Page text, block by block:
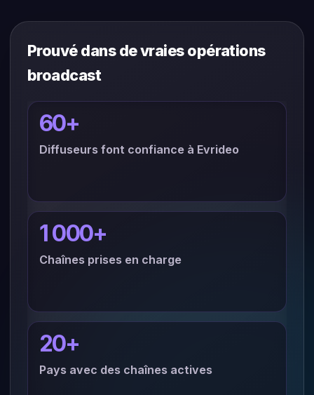
Prouvé dans de vraies opérations
broadcast
60+
Diffuseurs font confiance à Evrideo
1 000+
Chaînes prises en charge
20+
Pays avec des chaînes actives